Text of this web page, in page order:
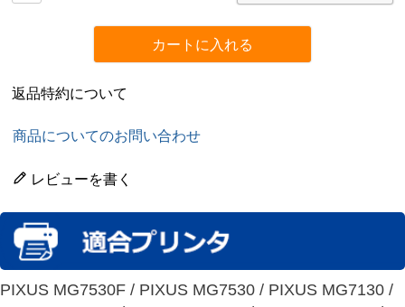
カートに入れる
返品特約について
商品についてのお問い合わせ
レビューを書く
PIXUS MG7530F / PIXUS MG7530 / PIXUS MG7130 /